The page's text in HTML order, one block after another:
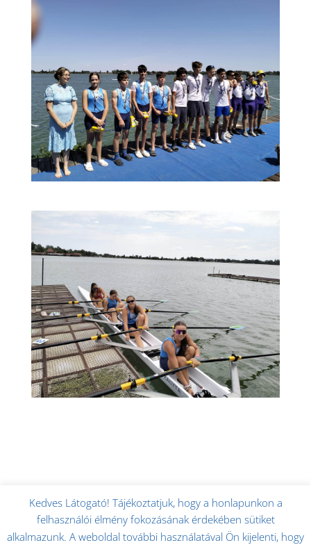
Kedves Látogató! Tájékoztatjuk, hogy a honlapunkon a
felhasználói élmény fokozásának érdekében sütiket
alkalmazunk. A weboldal további használatával Ön kijelenti, hogy